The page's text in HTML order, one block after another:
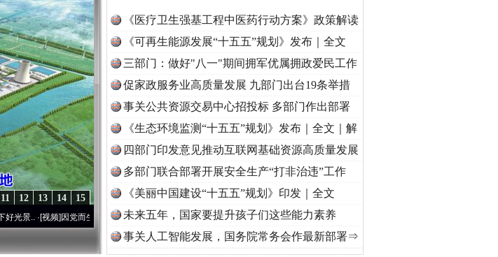
15
14
13
12
11
·[视频]因党而生 为党而战——百年“纪”事⑧加强纪律..·[视频]牢记初心使命 奋进复兴征程丨“转折之城”激荡..
《医疗卫生强基工程中医药行动方案》政策解读
《可再生能源发展“十五五”规划》发布｜全文
三部门：做好"八一"期间拥军优属拥政爱民工作
促家政服务业高质量发展 九部门出台19条举措
事关公共资源交易中心招投标 多部门作出部署
《生态环境监测“十五五”规划》发布｜全文｜解
读
四部门印发意见推动互联网基础资源高质量发展
多部门联合部署开展安全生产“打非治违”工作
《美丽中国建设“十五五”规划》印发｜全文
未来五年，国家要提升孩子们这些能力素养
事关人工智能发展，国务院常务会作最新部署⇒